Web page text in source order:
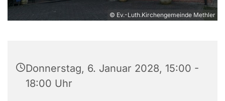
© Ev.-Luth.Kirchengemeinde Methler
Donnerstag, 6. Januar 2028, 15:00 -
18:00 Uhr